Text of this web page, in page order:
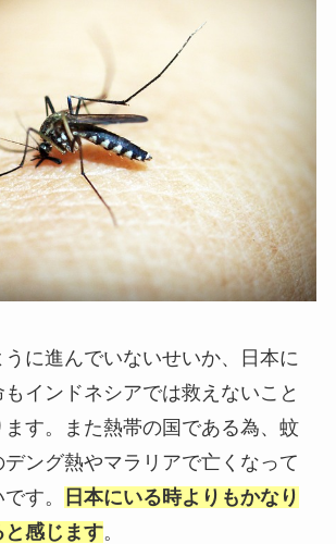
に進んでいないせいか、日本に
インドネシアでは救えないこと
す。また熱帯の国である為、蚊
ング熱やマラリアで亡くなって
す。
日本にいる時よりもかなり
感じます。